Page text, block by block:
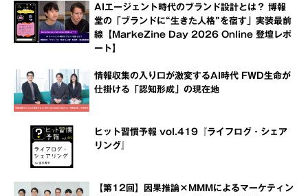
AIエージェント時代のブランド設計とは？ 博報
堂の「ブランドに“生きた人格”を宿す」実装最前
線【MarkeZine Day 2026 Online 登壇レポ
ート】
情報収集の入り口が激変するAI時代 FWD生命が
仕掛ける「認知形成」の現在地
ヒット習慣予報 vol.419『ライフログ・シェア
リング』
【第12回】因果推論×MMMによるマーケティン